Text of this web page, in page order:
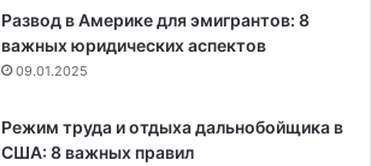
Развод в Америке для эмигрантов: 8
важных юридических аспектов
09.01.2025
Режим труда и отдыха дальнобойщика в
США: 8 важных правил